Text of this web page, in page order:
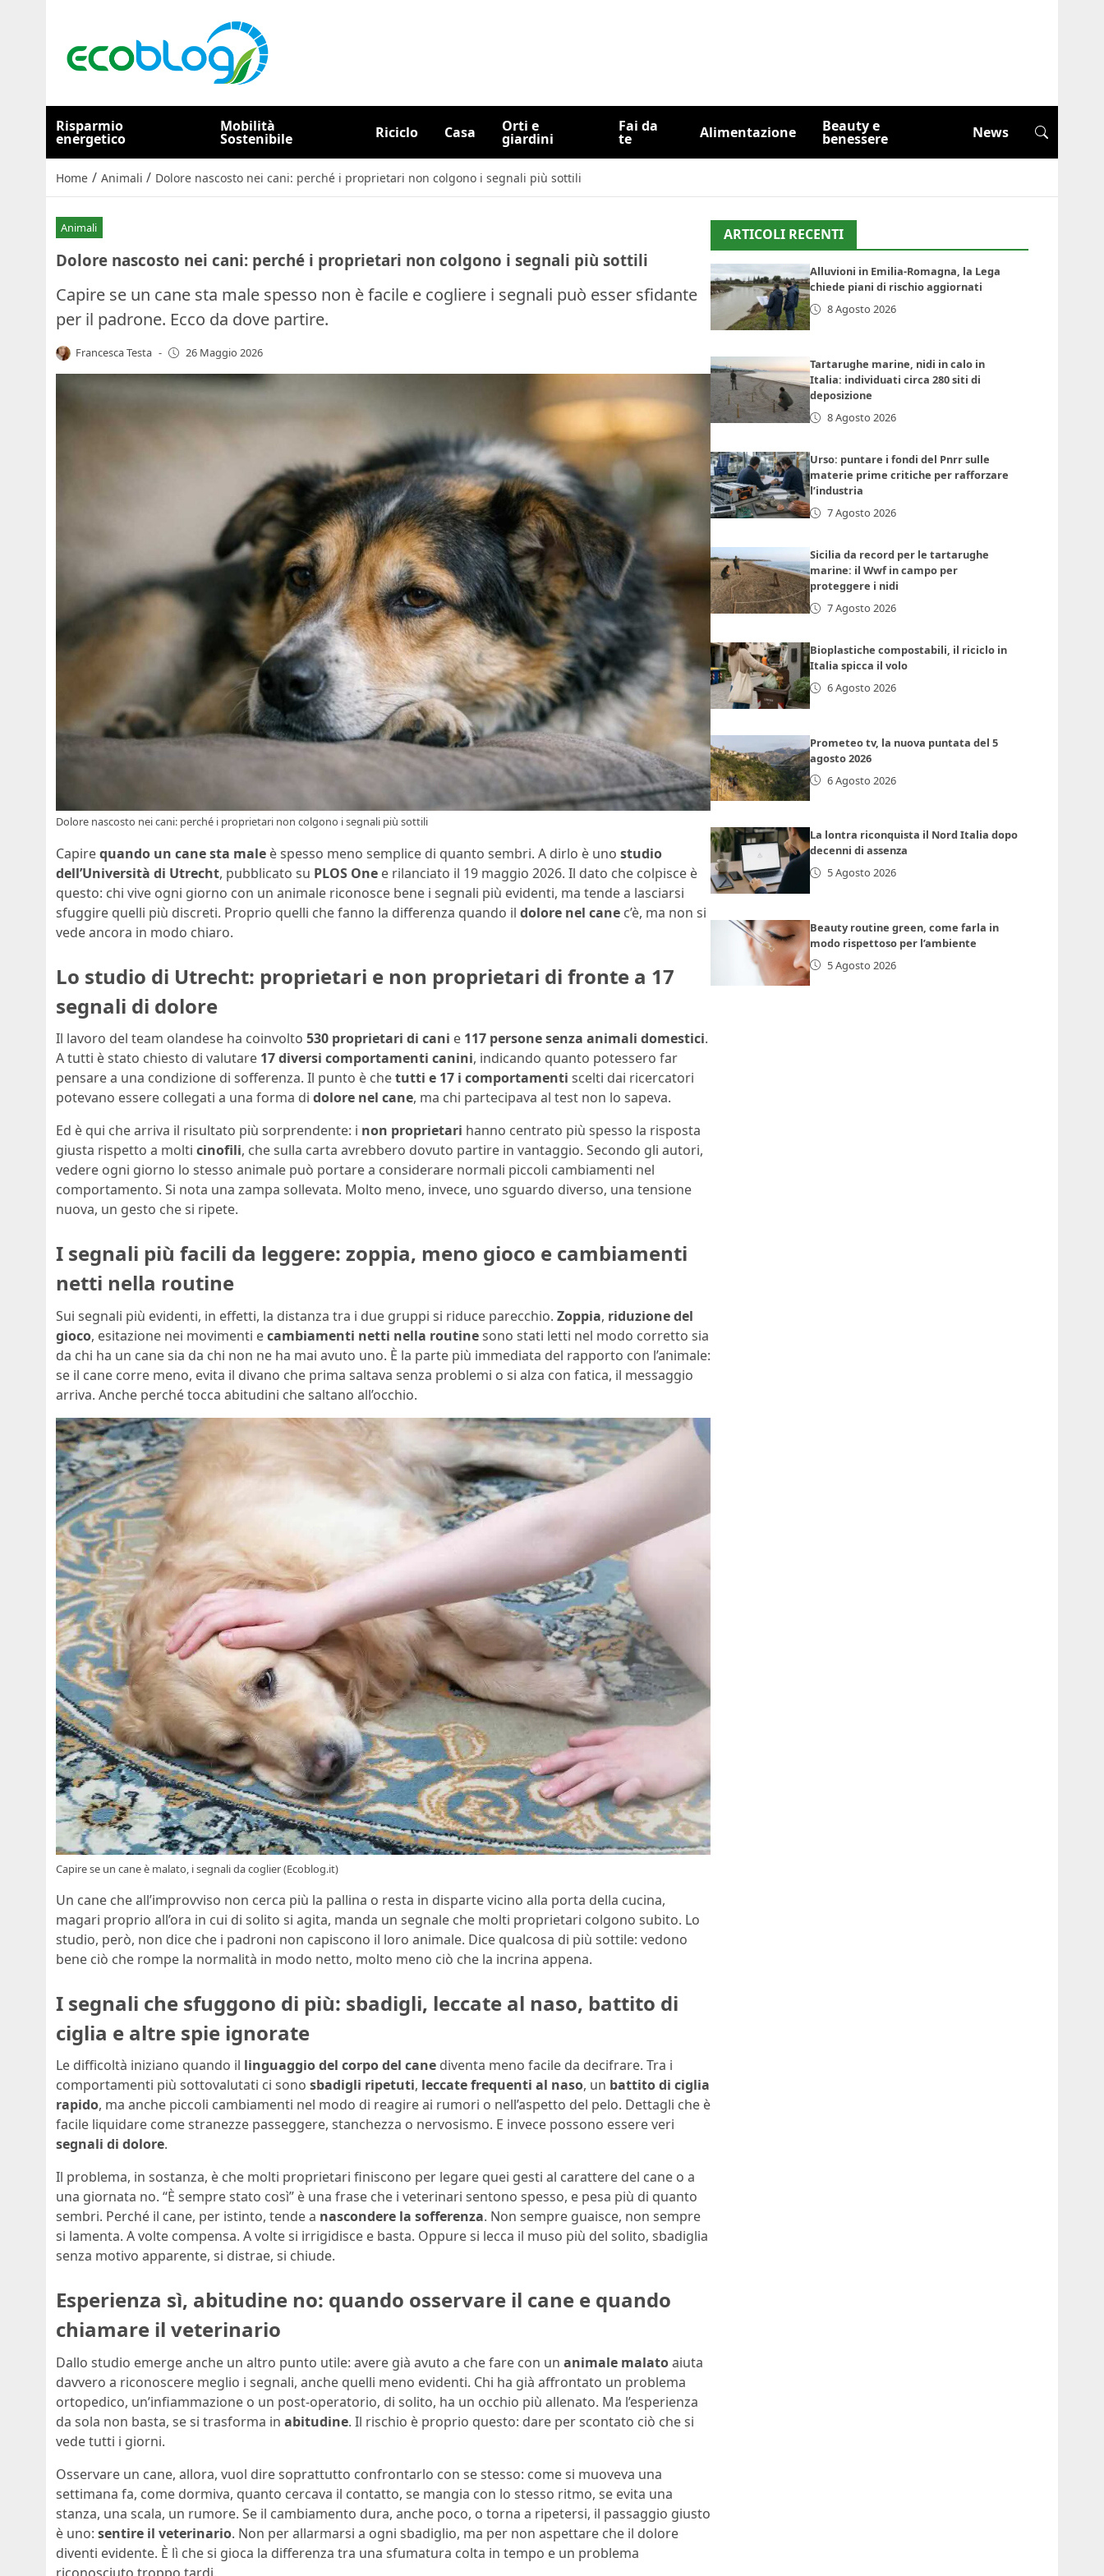
Risparmio
energetico
Mobilità
Sostenibile Riciclo Casa Orti e
giardini
Fai da
te Alimentazione Beauty e
benessere News
Home / Animali / Dolore nascosto nei cani: perché i proprietari non colgono i segnali più sottili
Animali
Dolore nascosto nei cani: perché i proprietari non colgono i segnali più sottili
Capire se un cane sta male spesso non è facile e cogliere i segnali può esser sfidante
per il padrone. Ecco da dove partire.
Francesca Testa - 26 Maggio 2026
Dolore nascosto nei cani: perché i proprietari non colgono i segnali più sottili
Capirequando un cane sta male è spesso meno semplice di quanto sembri. A dirlo è uno studio
dell’Università di Utrecht, pubblicato su PLOS One e rilanciato il 19 maggio 2026. Il dato che colpisce è
questo: chi vive ogni giorno con un animale riconosce bene i segnali più evidenti, ma tende a lasciarsi
sfuggire quelli più discreti. Proprio quelli che fanno la differenza quando il dolore nel cane c’è, ma non si
vede ancora in modo chiaro.
Lo studio di Utrecht: proprietari e non proprietari di fronte a 17
segnali di dolore
Il lavoro del team olandese ha coinvolto 530 proprietari di cani e 117 persone senza animali domestici.
A tutti è stato chiesto di valutare 17 diversi comportamenti canini, indicando quanto potessero far
pensare a una condizione di sofferenza. Il punto è chetutti e 17 i comportamenti scelti dai ricercatori
potevano essere collegati a una forma di dolore nel cane, ma chi partecipava al test non lo sapeva.
Ed è qui che arriva il risultato più sorprendente: i non proprietari hanno centrato più spesso la risposta
giusta rispetto a molti cinofili, che sulla carta avrebbero dovuto partire in vantaggio. Secondo gli autori,
vedere ogni giorno lo stesso animale può portare a considerare normali piccoli cambiamenti nel
comportamento. Si nota una zampa sollevata. Molto meno, invece, uno sguardo diverso, una tensione
nuova, un gesto che si ripete.
I segnali più facili da leggere: zoppia, meno gioco e cambiamenti
netti nella routine
Sui segnali più evidenti, in effetti, la distanza tra i due gruppi si riduce parecchio. Zoppia, riduzione del
gioco, esitazione nei movimenti ecambiamenti netti nella routinesono stati letti nel modo corretto sia
da chi ha un cane sia da chi non ne ha mai avuto uno. È la parte più immediata del rapporto con l’animale:
se il cane corre meno, evita il divano che prima saltava senza problemi o si alza con fatica, il messaggio
arriva. Anche perché tocca abitudini che saltano all’occhio.
Capire se un cane è malato, i segnali da coglier (Ecoblog.it)
Un cane che all’improvviso non cerca più la pallina o resta in disparte vicino alla porta della cucina,
magari proprio all’ora in cui di solito si agita, manda un segnale che molti proprietari colgono subito. Lo
studio, però, non dice che i padroni non capiscono il loro animale. Dice qualcosa di più sottile: vedono
bene ciò che rompe la normalità in modo netto, molto meno ciò che la incrina appena.
I segnali che sfuggono di più: sbadigli, leccate al naso, battito di
ciglia e altre spie ignorate
Le difficoltà iniziano quando il linguaggio del corpo del cane diventa meno facile da decifrare. Tra i
comportamenti più sottovalutati ci sono sbadigli ripetuti, leccate frequenti al naso, un battito di ciglia
rapido, ma anche piccoli cambiamenti nel modo di reagire ai rumori o nell’aspetto del pelo. Dettagli che è
facile liquidare come stranezze passeggere, stanchezza o nervosismo. E invece possono essere veri
segnali di dolore.
Il problema, in sostanza, è che molti proprietari finiscono per legare quei gesti al carattere del cane o a
una giornata no. “È sempre stato così” è una frase che i veterinari sentono spesso, e pesa più di quanto
sembri. Perché il cane, per istinto, tende a nascondere la sofferenza. Non sempre guaisce, non sempre
si lamenta. A volte compensa. A volte si irrigidisce e basta. Oppure si lecca il muso più del solito, sbadiglia
senza motivo apparente, si distrae, si chiude.
Esperienza sì, abitudine no: quando osservare il cane e quando
chiamare il veterinario
Dallo studio emerge anche un altro punto utile: avere già avuto a che fare con un animale malatoaiuta
davvero a riconoscere meglio i segnali, anche quelli meno evidenti. Chi ha già affrontato un problema
ortopedico, un’infiammazione o un post-operatorio, di solito, ha un occhio più allenato. Ma l’esperienza
da sola non basta, se si trasforma in abitudine. Il rischio è proprio questo: dare per scontato ciò che si
vede tutti i giorni.
Osservare un cane, allora, vuol dire soprattutto confrontarlo con se stesso: come si muoveva una
settimana fa, come dormiva, quanto cercava il contatto, se mangia con lo stesso ritmo, se evita una
stanza, una scala, un rumore. Se il cambiamento dura, anche poco, o torna a ripetersi, il passaggio giusto
è uno: sentire il veterinario. Non per allarmarsi a ogni sbadiglio, ma per non aspettare che il dolore
diventi evidente. È lì che si gioca la differenza tra una sfumatura colta in tempo e un problema
ARTICOLI RECENTI
Alluvioni in Emilia-Romagna, la Lega
chiede piani di rischio aggiornati
8 Agosto 2026
Tartarughe marine, nidi in calo in
Italia: individuati circa 280 siti di
deposizione
8 Agosto 2026
Urso: puntare i fondi del Pnrr sulle
materie prime critiche per rafforzare
l’industria
7 Agosto 2026
Sicilia da record per le tartarughe
marine: il Wwf in campo per
proteggere i nidi
7 Agosto 2026
Bioplastiche compostabili, il riciclo in
Italia spicca il volo
6 Agosto 2026
Prometeo tv, la nuova puntata del 5
agosto 2026
6 Agosto 2026
La lontra riconquista il Nord Italia dopo
decenni di assenza
5 Agosto 2026
Beauty routine green, come farla in
modo rispettoso per l’ambiente
5 Agosto 2026